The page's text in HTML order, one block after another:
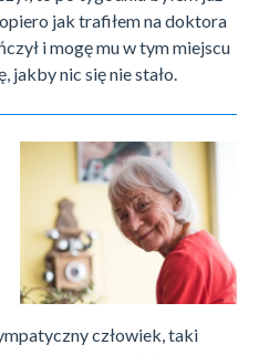
jak trafiłem na doktora
i mogę mu w tym miejscu
jakby nic się nie stało.
człowiek, taki